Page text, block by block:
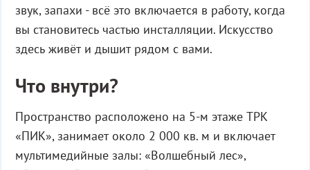
звук, запахи - всё это включается в работу, когда
вы становитесь частью инсталляции. Искусство
здесь живёт и дышит рядом с вами.
Что внутри?
Пространство расположено на 5-м этаже ТРК
«ПИК», занимает около 2 000 кв. м и включает
мультимедийные залы: «Волшебный лес»,